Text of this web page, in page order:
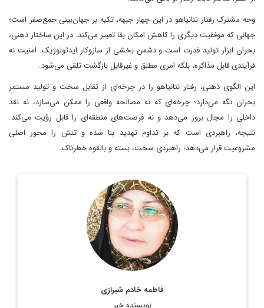
وجه مشترک رفتار نتانیاهو در این چهار جبهه، تکیه بر جهان‌بینی جمع‌صفر است؛
جهانی که موفقیت دیگری را کاهش امکان بقا تعبیر می‌کند. در این ساختار ذهنی،
بحران ابزار تولید قدرت است و دشمن بخشی از سازوکار ایدئولوژیک. امنیت نه
فرآیندی قابل مذاکره، بلکه امری مطلق و غیرقابل بازگشت تلقی می‌شود.
این الگوی ذهنی، رفتار نتانیاهو را در چرخه‌ای از تقابل سخت و تولید مستمر
بحران نگه می‌دارد؛ چرخه‌ای که نه مصالحه واقعی را ممکن می‌سازد، نه نقد
داخلی را مجال بروز می‌دهد و نه فرصت‌های منطقه‌ای را قابل رؤیت می‌کند.
نتیجه، راهبردی است که بر تداوم تهدید بنا شده و تنش را محور اصلی
مشروعیت قرار می‌دهد؛ راهبردی سخت، بسته و بالقوه خطرناک.
فاطمه خادم شیرازی
نویسنده خبر